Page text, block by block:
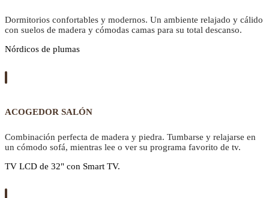
Dormitorios confortables y modernos. Un ambiente relajado y cálido
con suelos de madera y cómodas camas para su total descanso.
Nórdicos de plumas
ACOGEDOR SALÓN
Combinación perfecta de madera y piedra. Tumbarse y relajarse en
un cómodo sofá, mientras lee o ver su programa favorito de tv.
TV LCD de 32" con Smart TV.